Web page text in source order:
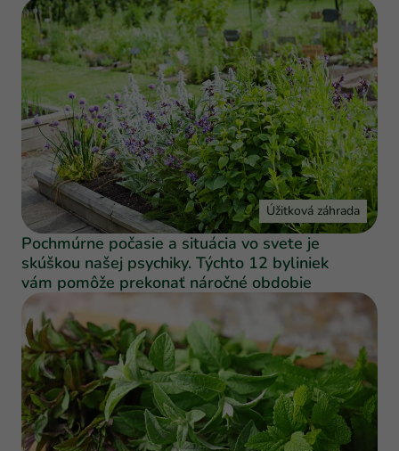
Úžitková záhrada
Pochmúrne počasie a situácia vo svete je
skúškou našej psychiky. Týchto 12 byliniek
vám pomôže prekonať náročné obdobie